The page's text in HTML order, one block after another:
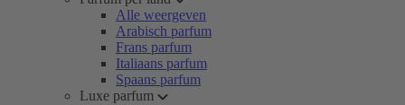
Alle weergeven
Arabisch parfum
Frans parfum
Italiaans parfum
Spaans parfum
Luxe parfum